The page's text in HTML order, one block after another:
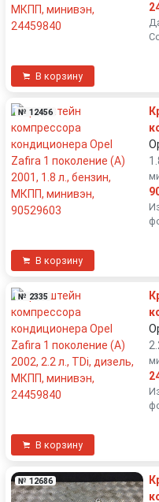
В корзину
№ 12456
В корзину
№ 2335
В корзину
№ 12686